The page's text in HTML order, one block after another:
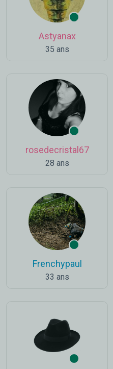
Astyanax
35 ans
rosedecristal67
28 ans
Frenchypaul
33 ans